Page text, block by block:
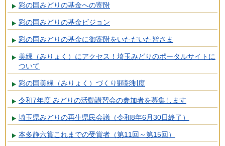
彩の国みどりの基金への寄附
彩の国みどりの基金ビジョン
彩の国みどりの基金に御寄附をいただいた皆さま
美緑（みりょく）にアクセス！埼玉みどりのポータルサイトに
ついて
彩の国美緑（みりょく）づくり顕彰制度
令和7年度 みどりの活動講習会の参加者を募集します
埼玉県みどりの再生県民会議（令和8年6月30日終了）
本多静六賞これまでの受賞者（第11回～第15回）